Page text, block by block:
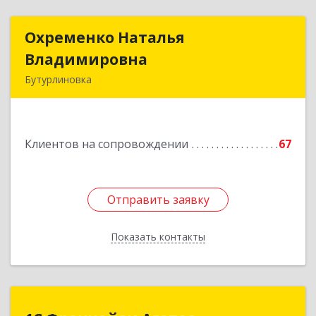
Охременко Наталья
Владимировна
Бутурлиновка
Клиентов на сопровождении 67
Отправить заявку
Показать контакты
Охременко Наталья
Отправить заявку
Назад